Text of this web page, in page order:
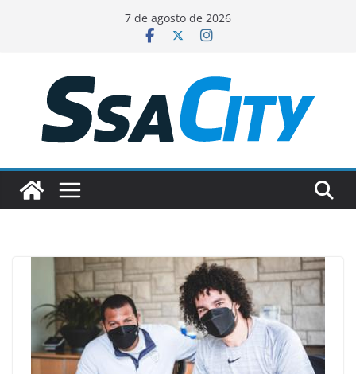
conteúdo
7 de agosto de 2026